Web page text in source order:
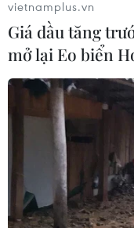
vietnamplus.vn
Giá dầu tăng
mở lại Eo biển